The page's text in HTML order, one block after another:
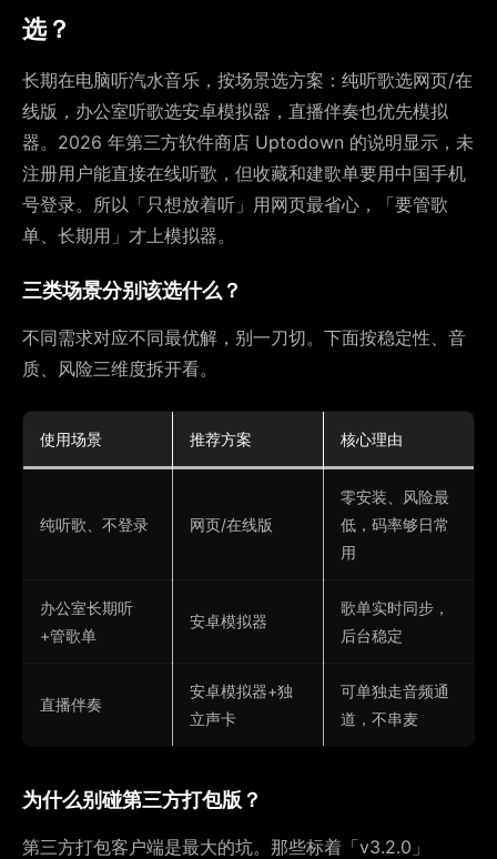
选？
长期在电脑听汽水音乐，按场景选方案：纯听歌选网页/在
线版，办公室听歌选安卓模拟器，直播伴奏也优先模拟
器。2026 年第三方软件商店 Uptodown 的说明显示，未
注册用户能直接在线听歌，但收藏和建歌单要用中国手机
号登录。所以「只想放着听」用网页最省心，「要管歌
单、长期用」才上模拟器。
三类场景分别该选什么？
不同需求对应不同最优解，别一刀切。下面按稳定性、音
质、风险三维度拆开看。
使用场景 推荐方案 核心理由
纯听歌、不登录 网页/在线版
零安装、风险最
低，码率够日常
用
办公室长期听
+管歌单
安卓模拟器
歌单实时同步，
后台稳定
直播伴奏
安卓模拟器+独
立声卡
可单独走音频通
道，不串麦
为什么别碰第三方打包版？
第三方打包客户端是最大的坑。那些标着「v3.2.0」